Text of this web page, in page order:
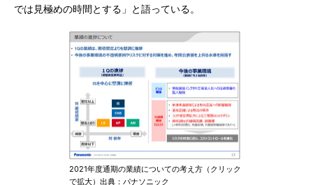
では見極めの時間とする」と語っている。
2021年度通期の業績についての考え方（クリック
で拡大）出典：パナソニック